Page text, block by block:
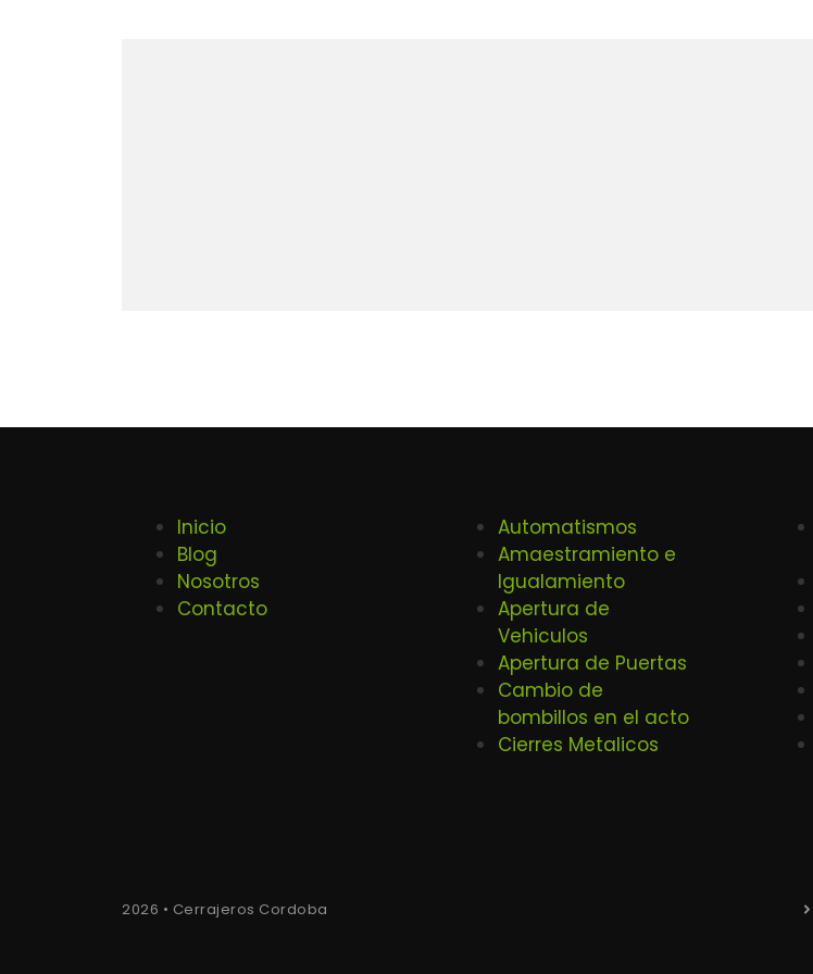
Inicio
Blog
Nosotros
Contacto
Automatismos
Amaestramiento e
Igualamiento
Apertura de
Vehiculos
Apertura de Puertas
Cambio de
bombillos en el acto
Cierres Metalicos
2026 • Cerrajeros Cordoba